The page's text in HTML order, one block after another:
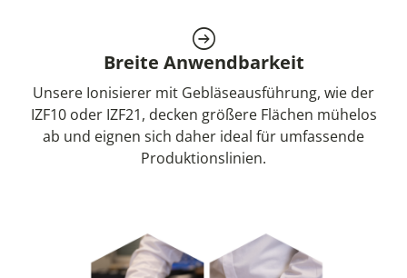
Breite Anwendbarkeit
Unsere Ionisierer mit Gebläseausführung, wie der
IZF10 oder IZF21, decken größere Flächen mühelos
ab und eignen sich daher ideal für umfassende
Produktionslinien.